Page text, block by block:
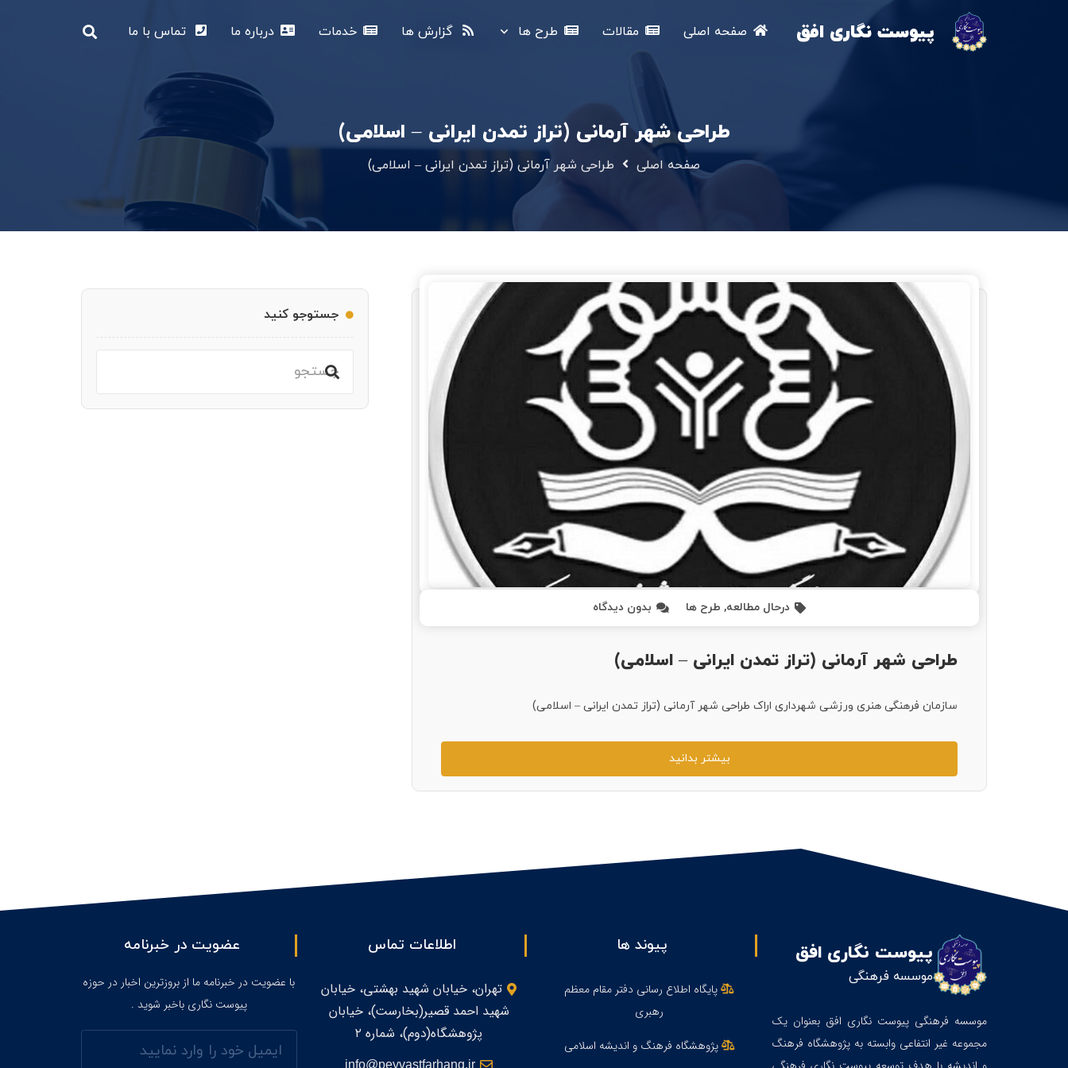
پیوست نگاری افق صفحه اصلی مقالات طرح ها گزارش ها خدمات درباره ما تماس با ما
طراحی شهر آرمانی (تراز تمدن ایرانی – اسلامی)
صفحه اصلی طراحی شهر آرمانی (تراز تمدن ایرانی – اسلامی)
درحال مطالعه, طرح ها بدون دیدگاه
طراحی شهر آرمانی (تراز تمدن ایرانی – اسلامی)
سازمان فرهنگی هنری ورزشی شهرداری اراک طراحی شهر آرمانی (تراز تمدن ایرانی – اسلامی)
بیشتر بدانید
جستوجو کنید
پیوست نگاری افق
موسسه فرهنگی
موسسه فرهنگی پیوست نگاری افق بعنوان یک
مجموعه غیر انتفاعی وابسته به پژوهشگاه فرهنگ
پیوند ها
پایگاه اطلاع رسانی دفتر مقام معظم
رهبری
پژوهشگاه فرهنگ و اندیشه اسلامی
اطلاعات تماس
تهران، خیابان شهید بهشتی، خیابان
شهید احمد قصیر(بخارست)، خیابان
پژوهشگاه(دوم)، شماره ۲
info@peyvastfarhang.ir
عضویت در خبرنامه
با عضویت در خبرنامه ما از بروزترین اخبار در حوزه
پیوست نگاری باخبر شوید .